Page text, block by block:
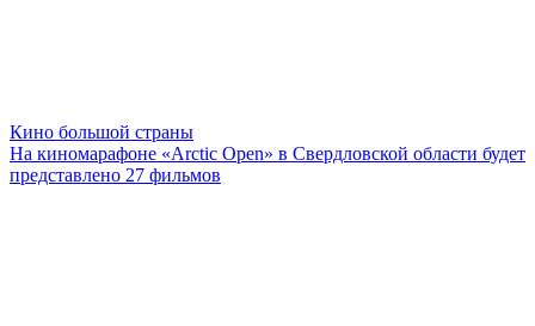
Кино большой страны
На киномарафоне «Arctic Open» в Свердловской области будет
представлено 27 фильмов